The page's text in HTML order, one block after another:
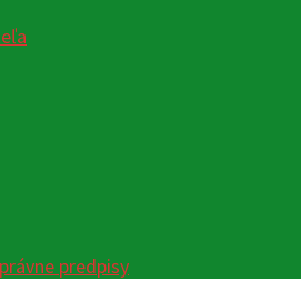
predpisy